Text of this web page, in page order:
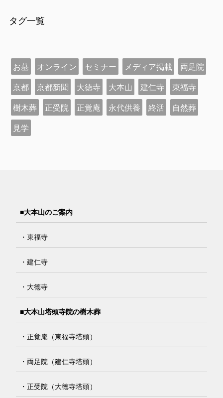
タグ一覧
お墓 オンライン セミナー メディア掲載
両足院
京都
京都新聞 大徳寺 大本山 建仁寺
東福寺
樹木葬
正受院 正覚庵 永代供養 終活
自然葬
見学
■大本山のご案内
・東福寺
・建仁寺
・大徳寺
■大本山塔頭寺院の樹木葬
・正覚庵（東福寺塔頭）
・両足院（建仁寺塔頭）
・正受院（大徳寺塔頭）